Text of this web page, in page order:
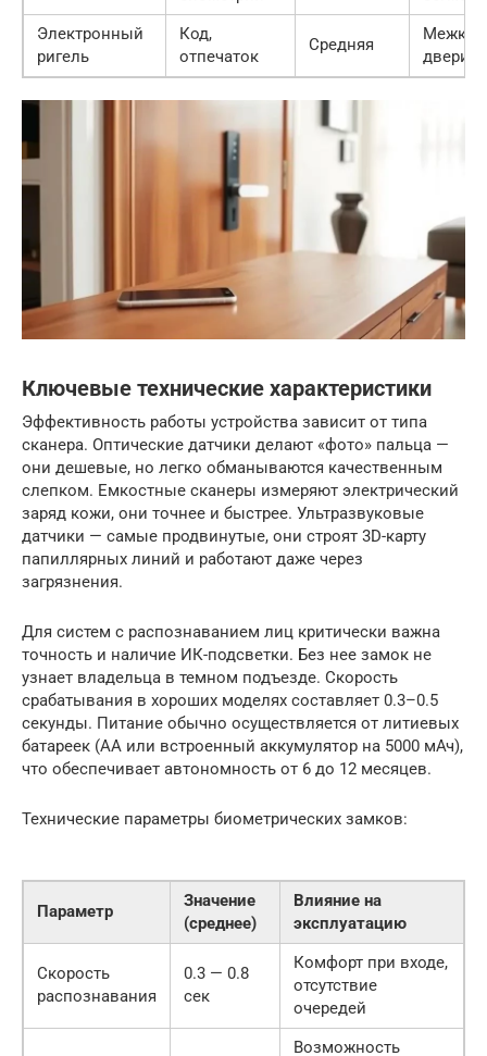
Электронный
ригель
Код,
отпечаток
Средняя
двери
Ключевые технические характеристики
Эффективность работы устройства зависит от типа
сканера. Оптические датчики делают «фото» пальца —
они дешевые, но легко обманываются качественным
слепком. Емкостные сканеры измеряют электрический
заряд кожи, они точнее и быстрее. Ультразвуковые
датчики — самые продвинутые, они строят 3D-карту
папиллярных линий и работают даже через
загрязнения.
Для систем с распознаванием лиц критически важна
точность и наличие ИК-подсветки. Без нее замок не
узнает владельца в темном подъезде. Скорость
срабатывания в хороших моделях составляет 0.3–0.5
секунды. Питание обычно осуществляется от литиевых
батареек (AA или встроенный аккумулятор на 5000 мАч),
что обеспечивает автономность от 6 до 12 месяцев.
Технические параметры биометрических замков:
Параметр
Значение
(среднее)
Влияние на
эксплуатацию
Скорость
распознавания
0.3 — 0.8
сек
Комфорт при входе,
отсутствие
очередей
Возможность